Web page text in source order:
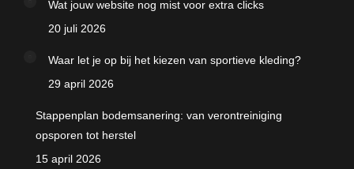
Wat jouw website nog mist voor extra clicks
20 juli 2026
Waar let je op bij het kiezen van sportieve kleding?
29 april 2026
Stappenplan bodemsanering: van verontreiniging
opsporen tot herstel
15 april 2026